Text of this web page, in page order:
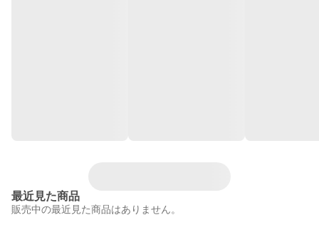
最近見た商品
販売中の最近見た商品はありません。